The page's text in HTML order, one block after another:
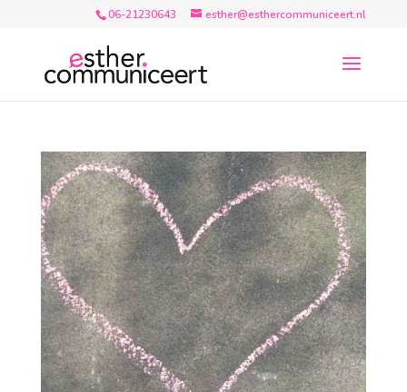
06-21230643 esther@esthercommuniceert.nl